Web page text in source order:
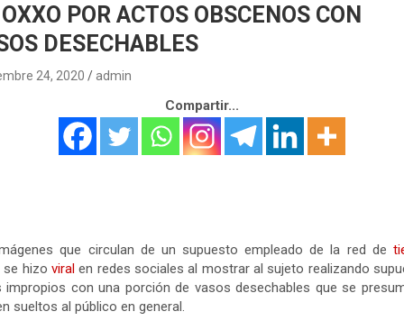
POR ACTOS OBSCENOS CON
DESECHABLES
24, 2020 admin
Compartir...
que circulan de un supuesto empleado de la red de
se hizo viral en redes sociales al mostrar al sujeto realizando
impropios con una porción de vasos desechables que se
sueltos al público en general.